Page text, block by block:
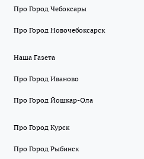
Про Город Чебоксары
Про Город Новочебоксарск
Наша Газета
Про Город Иваново
Про Город Йошкар-Ола
Про Город Курск
Про Город Рыбинск